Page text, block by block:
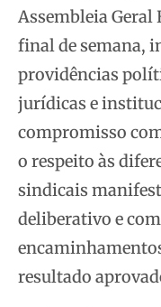
Assembleia
final de semana,
providências
jurídicas e
compromisso
o respeito às
sindicais
deliberativo e
resultado